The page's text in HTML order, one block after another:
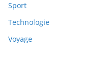
Sport
Technologie
Voyage